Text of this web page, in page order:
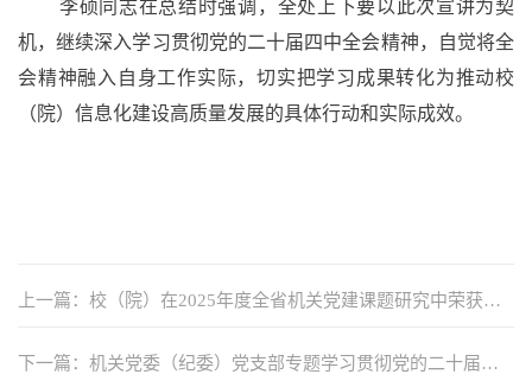
李硕同志在总结时强调，全处 上下要以此次宣讲为契
机，继续深入学习贯彻党的二十届四中全会精神，
自觉将全
会精神融入自身工作实际，切实把学习成果转化为推动校
（院）信息化建设高质量发展的具体行动和实际成效。
上一篇：校（院）在2025年度全省机关党建课题研究中荣获佳
下一篇：机关党委（纪委）党支部专题学习贯彻党的二十届四